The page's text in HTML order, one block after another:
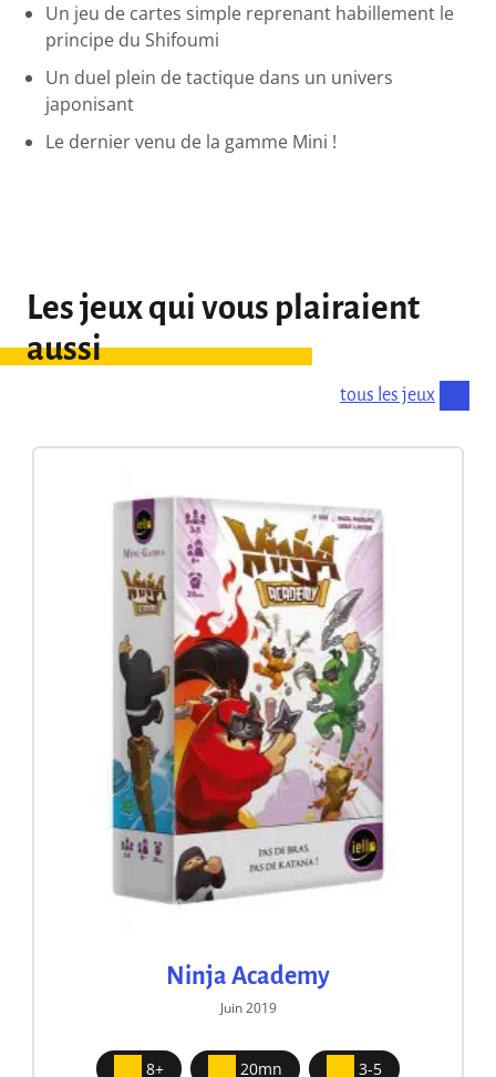
Un jeu de cartes simple reprenant habillement le
principe du Shifoumi
Un duel plein de tactique dans un univers
japonisant
Le dernier venu de la gamme Mini !
Les jeux qui vous plairaient
aussi
tous les jeux
Ninja Academy
Juin 2019
8+ 20mn 3-5